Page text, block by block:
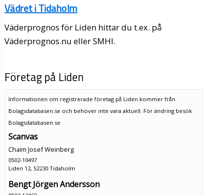
Vädret i Tidaholm
Väderprognos för Liden hittar du t.ex. på
Väderprognos.nu eller SMHI.
Företag på Liden
Informationen om registrerade företag på Liden kommer från
Bolagsdatabasen.se och behöver inte vara aktuell. För ändring besök
Bolagsdatabasen.se
Scanvas
Chaim Josef Weinberg
0502-10497
Liden 12, 52230 Tidaholm
Bengt Jörgen Andersson